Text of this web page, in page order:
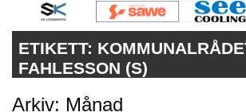
ANNONSERA
ETIKETT:
FAHLESSON (S)
Arkiv: Månad